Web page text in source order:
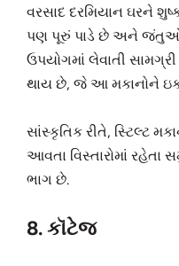
વરસાદ દરમિયાન ઘરને
પણ પૂરું પાડે છે અને
ઉપયોગમાં લેવાતી સામગ્રી
થાય છે, જે આ મકાનોને
સાંસ્કૃતિક રીતે, સ્ટિલ્ટ
આવતા વિસ્તારોમાં રહેતા
ભાગ છે.
8. કૉટેજ